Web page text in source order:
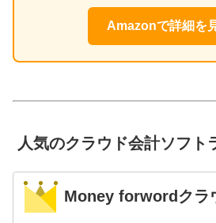
Amazonで詳細を
人気のクラウド会計ソフト
Money forwordクラ